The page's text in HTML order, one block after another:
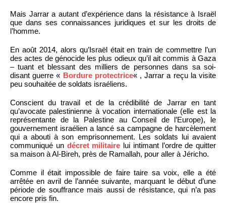
Mais Jarrar a autant d’expérience dans la résistance à Israël
que dans ses connaissances juridiques et sur les droits de
l’homme.
En août 2014, alors qu’Israël était en train de commettre l’un
des actes de génocide les plus odieux qu’il ait commis à Gaza
– tuant et blessant des milliers de personnes dans sa soi-
disant guerre « Bordure protectrice« , Jarrar a reçu la visite
peu souhaitée de soldats israéliens.
Conscient du travail et de la crédibilité de Jarrar en tant
qu’avocate palestinienne à vocation internationale (elle est la
représentante de la Palestine au Conseil de l’Europe), le
gouvernement israélien a lancé sa campagne de harcèlement
qui a abouti à son emprisonnement. Les soldats lui avaient
communiqué un décret militaire lui intimant l’ordre de quitter
sa maison à Al-Bireh, près de Ramallah, pour aller à Jéricho.
Comme il était impossible de faire taire sa voix, elle a été
arrêtée en avril de l’année suivante, marquant le début d’une
période de souffrance mais aussi de résistance, qui n’a pas
encore pris fin.